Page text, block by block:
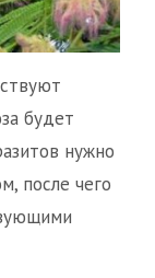
будет
нужно
после чего